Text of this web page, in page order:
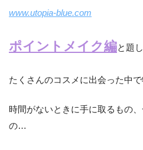
www.utopia-blue.com
ポイントメイク編と題し
たくさんのコスメに出会った中で
時間がないときに手に取るもの
の…